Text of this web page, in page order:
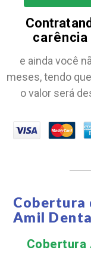
carência
e ainda você
meses, tendo
o valor será
Cobertura
Amil
Cobertura